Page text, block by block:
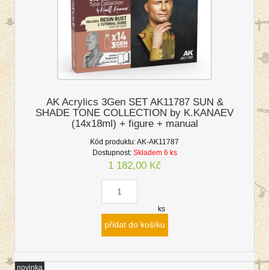
AK Acrylics 3Gen SET AK11787 SUN &
SHADE TONE COLLECTION by K.KANAEV
(14x18ml) + figure + manual
Kód produktu:AK-AK11787
Dostupnost: Skladem 6 ks
1 182,00 Kč
ks
přidat do košíku
novinka